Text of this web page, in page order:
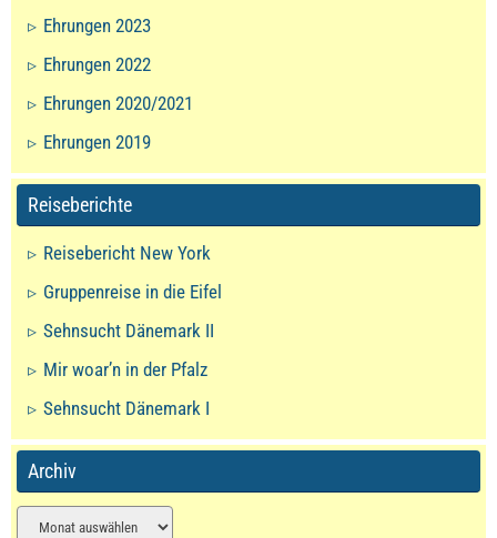
Ehrungen 2023
Ehrungen 2022
Ehrungen 2020/2021
Ehrungen 2019
Reiseberichte
Reisebericht New York
Gruppenreise in die Eifel
Sehnsucht Dänemark II
Mir woar’n in der Pfalz
Sehnsucht Dänemark I
Archiv
Archiv